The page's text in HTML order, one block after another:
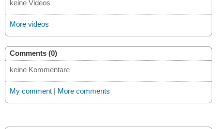
keine Videos
More videos
Comments (0)
keine Kommentare
My comment | More comments